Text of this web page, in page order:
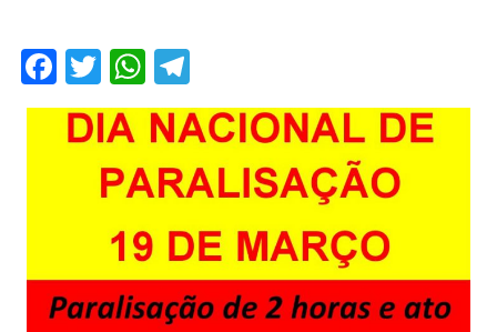
Facebook
TwitterWhatsApp